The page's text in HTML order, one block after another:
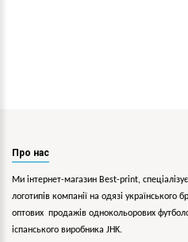
Про нас
Ми інтернет-магазин Best-print,
логотипів компанії на одязі українського
оптових продажів однокольорових
іспанського виробника JHK.